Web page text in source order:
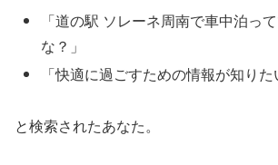
「道の駅 ソレーネ周南で車中泊っ
な？」
「快適に過ごすための情報が知りた
と検索されたあなた。